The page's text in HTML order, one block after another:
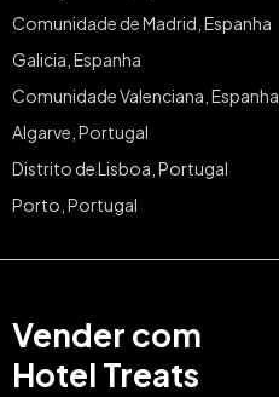
Comunidade de Madrid, Espanha
Galicia, Espanha
Comunidade Valenciana, Espanha
Algarve, Portugal
Distrito de Lisboa, Portugal
Porto, Portugal
Vender com
Hotel Treats